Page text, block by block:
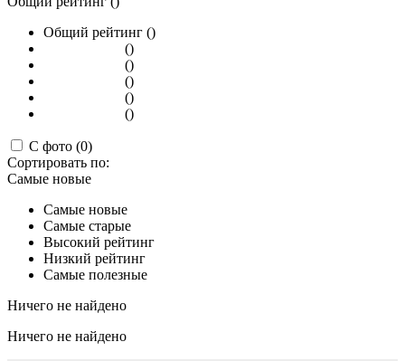
Общий рейтинг ()
()
()
()
()
()
С фото (0)
Сортировать по:
Самые новые
Самые новые
Самые старые
Высокий рейтинг
Низкий рейтинг
Самые полезные
Ничего не найдено
Ничего не найдено